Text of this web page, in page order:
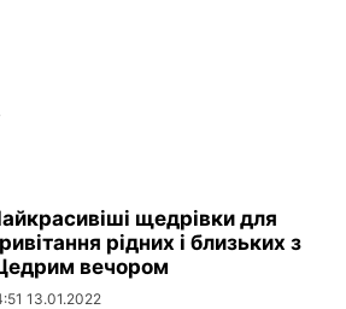
щедрівки для
рідних і близьких з
вечором
13.01.2022